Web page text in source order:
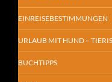
EINREISEBESTIMMUNGEN
URLAUB MIT HUND –
BUCHTIPPS